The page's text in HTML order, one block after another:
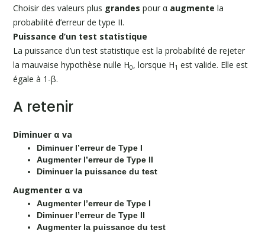
Choisir des valeurs plus grandes pour α augmente la
probabilité d’erreur de type II.
Puissance d’un test statistique
La puissance d’un test statistique est la probabilité de rejeter
la mauvaise hypothèse nulle H0, lorsque H1 est valide. Elle est
égale à 1-β.
A retenir
Diminuer α va
Diminuer l’erreur de Type I
Augmenter l’erreur de Type II
Diminuer la puissance du test
Augmenter α va
Augmenter l’erreur de Type I
Diminuer l’erreur de Type II
Augmenter la puissance du test